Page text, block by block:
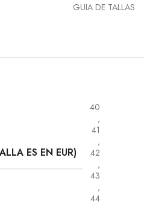
GUIA DE TALLAS
ES EN EUR)
40
,
41
,
42
,
43
,
44